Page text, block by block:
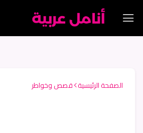
الصفحة الرئيسية قصص وخواطر